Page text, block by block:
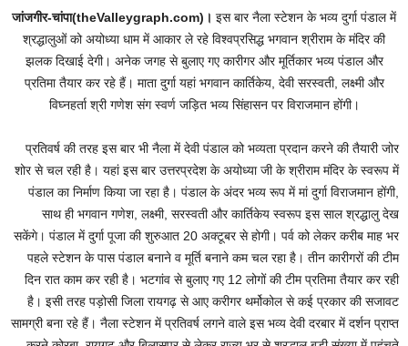
जांजगीर-चांपा(theValleygraph.com)। इस बार नैला स्टेशन के भव्य दुर्गा पंडाल में
श्रद्धालुओं को अयोध्या धाम में आकार ले रहे विश्वप्रसिद्ध भगवान श्रीराम के मंदिर की
झलक दिखाई देगी। अनेक जगह से बुलाए गए कारीगर और मूर्तिकार भव्य पंडाल और
प्रतिमा तैयार कर रहे हैं। माता दुर्गा यहां भगवान कार्तिकेय, देवी सरस्वती, लक्ष्मी और
विघ्नहर्ता श्री गणेश संग स्वर्ण जड़ित भव्य सिंहासन पर विराजमान होंगी।
प्रतिवर्ष की तरह इस बार भी नैला में देवी पंडाल को भव्यता प्रदान करने की तैयारी जोर
शोर से चल रही है। यहां इस बार उत्तरप्रदेश के अयोध्या जी के श्रीराम मंदिर के स्वरूप में
पंडाल का निर्माण किया जा रहा है। पंडाल के अंदर भव्य रूप में मां दुर्गा विराजमान होंगी,
साथ ही भगवान गणेश, लक्ष्मी, सरस्वती और कार्तिकेय स्वरूप इस साल श्रद्धालु देख
सकेंगे। पंडाल में दुर्गा पूजा की शुरुआत 20 अक्टूबर से होगी। पर्व को लेकर करीब माह भर
पहले स्टेशन के पास पंडाल बनाने व मूर्ति बनाने कम चल रहा है। तीन कारीगरों की टीम
दिन रात काम कर रही है। भटगांव से बुलाए गए 12 लोगों की टीम प्रतिमा तैयार कर रही
है। इसी तरह पड़ोसी जिला रायगढ़ से आए करीगर थर्मोकोल से कई प्रकार की सजावट
सामग्री बना रहे हैं। नैला स्टेशन में प्रतिवर्ष लगने वाले इस भव्य देवी दरबार में दर्शन प्राप्त